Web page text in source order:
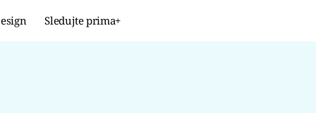
Sledujte prima+